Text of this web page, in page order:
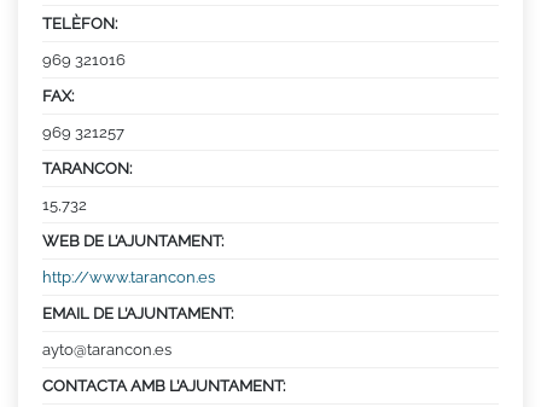
TELÈFON:
969 321016
FAX:
969 321257
TARANCON:
15,732
WEB DE L’AJUNTAMENT:
http://www.tarancon.es
EMAIL DE L’AJUNTAMENT:
ayto@tarancon.es
CONTACTA AMB L’AJUNTAMENT: